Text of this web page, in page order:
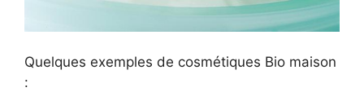
Quelques exemples de cosmétiques Bio maison
: